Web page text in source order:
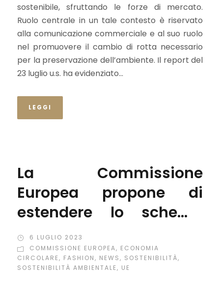
sostenibile, sfruttando le forze di mercato.
Ruolo centrale in un tale contesto è riservato
alla comunicazione commerciale e al suo ruolo
nel promuovere il cambio di rotta necessario
per la preservazione dell’ambiente. Il report del
23 luglio u.s. ha evidenziato...
LEGGI
La Commissione
Europea propone di
estendere lo schema
EPR al settore tessile
6 LUGLIO 2023
COMMISSIONE EUROPEA, ECONOMIA
CIRCOLARE, FASHION, NEWS, SOSTENIBILITÀ,
SOSTENIBILITÀ AMBIENTALE, UE